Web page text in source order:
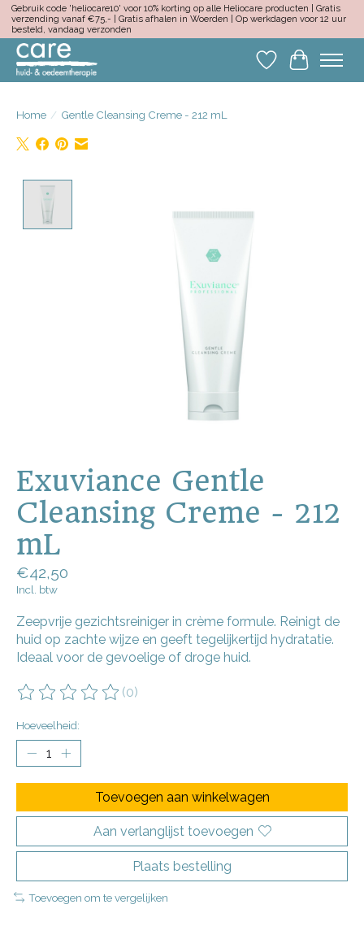
Gebruik code 'heliocare10' voor 10% korting op alle Heliocare producten | Gratis
verzending vanaf €75,- | Gratis afhalen in Woerden | Op werkdagen voor 12 uur
besteld, vandaag verzonden
Verlanglijst
Home / Gentle Cleansing Creme - 212 mL
Exuviance Gentle
Cleansing Creme - 212
mL
€42,50
Incl. btw
Zeepvrije gezichtsreiniger in crème formule. Reinigt de
huid op zachte wijze en geeft tegelijkertijd hydratatie.
Ideaal voor de gevoelige of droge huid.
De beoordeling van dit product is
(0)
Hoeveelheid:
Toevoegen aan winkelwagen
Aan verlanglijst toevoegen
Plaats bestelling
Toevoegen om te vergelijken